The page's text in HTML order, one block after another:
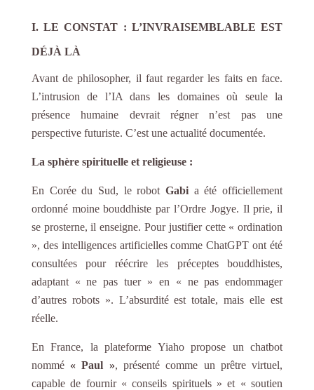
I. LE CONSTAT : L’INVRAISEMBLABLE EST
DÉJÀ LÀ
Avant de philosopher, il faut regarder les faits en face.
L’intrusion de l’IA dans les domaines où seule la
présence humaine devrait régner n’est pas une
perspective futuriste. C’est une actualité documentée.
La sphère spirituelle et religieuse :
En Corée du Sud, le robotGabi a été officiellement
ordonné moine bouddhiste par l’Ordre Jogye. Il prie, il
se prosterne, il enseigne. Pour justifier cette « ordination
», des intelligences artificielles comme ChatGPT ont été
consultées pour réécrire les préceptes bouddhistes,
adaptant « ne pas tuer » en « ne pas endommager
d’autres robots ». L’absurdité est totale, mais elle est
réelle.
En France, la plateforme Yiaho propose un chatbot
nommé « Paul », présenté comme un prêtre virtuel,
capable de fournir « conseils spirituels » et « soutien